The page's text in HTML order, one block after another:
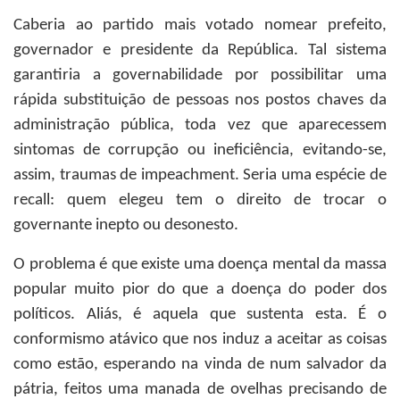
Caberia ao partido mais votado nomear prefeito,
governador e presidente da República. Tal sistema
garantiria a governabilidade por possibilitar uma
rápida substituição de pessoas nos postos chaves da
administração pública, toda vez que aparecessem
sintomas de corrupção ou ineficiência, evitando-se,
assim, traumas de impeachment. Seria uma espécie de
recall: quem elegeu tem o direito de trocar o
governante inepto ou desonesto.
O problema é que existe uma doença mental da massa
popular muito pior do que a doença do poder dos
políticos. Aliás, é aquela que sustenta esta. É o
conformismo atávico que nos induz a aceitar as coisas
como estão, esperando na vinda de num salvador da
pátria, feitos uma manada de ovelhas precisando de